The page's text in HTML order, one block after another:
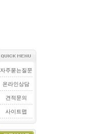
자주묻는질문
온라인상담
견적문의
사이트맵